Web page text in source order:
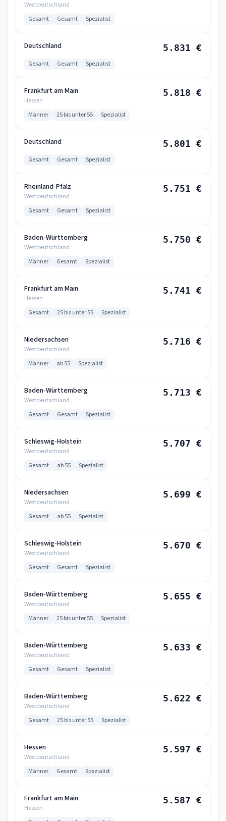
Westdeutschland
Gesamt Gesamt Spezialist
Deutschland 5.831 €
Gesamt Gesamt Spezialist
Frankfurt am Main
Hessen
5.818 €
Männer 25 bis unter 55 Spezialist
Deutschland 5.801 €
Gesamt Gesamt Spezialist
Rheinland-Pfalz
Westdeutschland
5.751 €
Gesamt Gesamt Spezialist
Baden-Württemberg
Westdeutschland
5.750 €
Männer Gesamt Spezialist
Frankfurt am Main
Hessen
5.741 €
Gesamt 25 bis unter 55 Spezialist
Niedersachsen
Westdeutschland
5.716 €
Männer ab 55 Spezialist
Baden-Württemberg
Westdeutschland
5.713 €
Gesamt Gesamt Spezialist
Schleswig-Holstein
Westdeutschland
5.707 €
Gesamt ab 55 Spezialist
Niedersachsen
Westdeutschland
5.699 €
Gesamt ab 55 Spezialist
Schleswig-Holstein
Westdeutschland
5.670 €
Gesamt Gesamt Spezialist
Baden-Württemberg
Westdeutschland
5.655 €
Männer 25 bis unter 55 Spezialist
Baden-Württemberg
Westdeutschland
5.633 €
Gesamt Gesamt Spezialist
Baden-Württemberg
Westdeutschland
5.622 €
Gesamt 25 bis unter 55 Spezialist
Hessen
Westdeutschland
5.597 €
Männer Gesamt Spezialist
Frankfurt am Main
Hessen
5.587 €